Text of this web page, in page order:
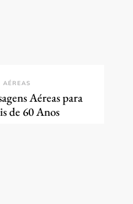
AÉREAS
Aéreas para
de 60 Anos